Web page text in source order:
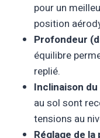
pour un
position
Profondeur
équilibre
replié.
Inclinaison
au sol sont
tensions au
Réglage de